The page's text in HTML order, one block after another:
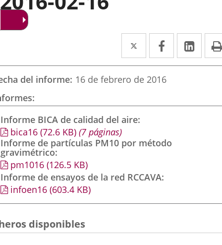
Twitter
Enlace
a
una
externa.
Facebook
Enlace
a
una
externa.
a
del informe 16 de febrero de 2016
Informe BICA de calidad del aire
bica16 (72.6 KB) (7 páginas)
Informe de partículas PM10 por método
gravimétrico
pm1016 (126.5 KB)
Informe de ensayos de la red RCCAVA
infoen16 (603.4 KB)
disponibles